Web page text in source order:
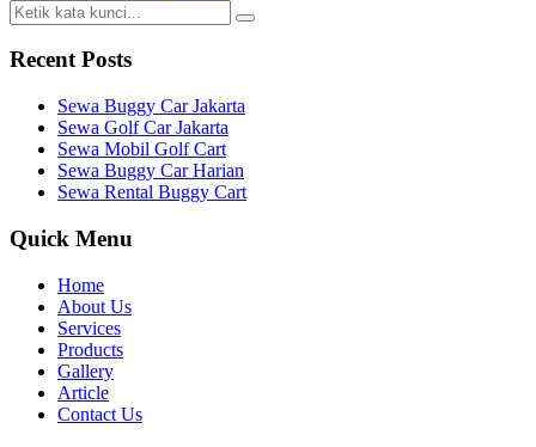
Recent Posts
Sewa Buggy Car Jakarta
Sewa Golf Car Jakarta
Sewa Mobil Golf Cart
Sewa Buggy Car Harian
Sewa Rental Buggy Cart
Quick Menu
Home
About Us
Services
Products
Gallery
Article
Contact Us